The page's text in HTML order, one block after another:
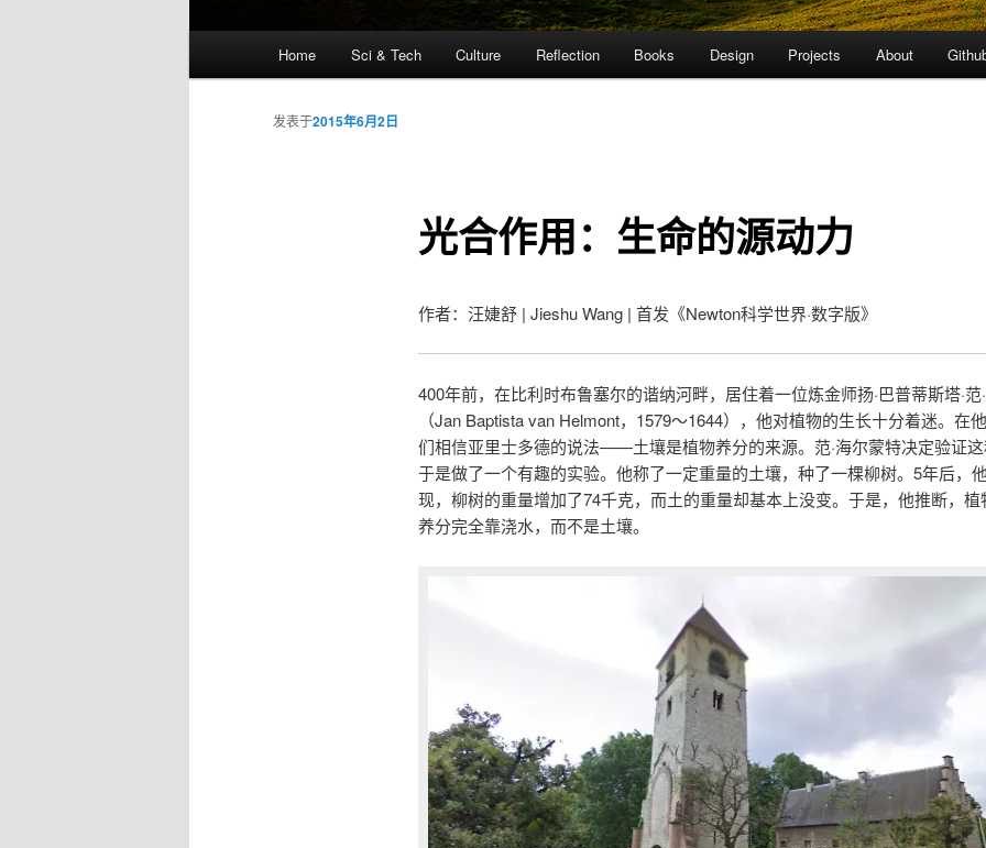
跳
至
Home Sci & Tech Culture Reflection Books Design Projects About
光合作用：生命的源动力
发表于2015年6月2日
作者：汪婕舒 | Jieshu Wang | 首发《Newton科学世界·数字版》
400年前，在比利时布鲁塞尔的谐纳河畔，居住着一位炼金师扬·巴普蒂斯塔·范
（Jan Baptista van Helmont，1579～1644），他对植物的生长十分着迷。在
们相信亚里士多德的说法——土壤是植物养分的来源。范·海尔蒙特决定验证
于是做了一个有趣的实验。他称了一定重量的土壤，种了一棵柳树。5年后，
现，柳树的重量增加了74千克，而土的重量却基本上没变。于是，他推断，植
养分完全靠浇水，而不是土壤。